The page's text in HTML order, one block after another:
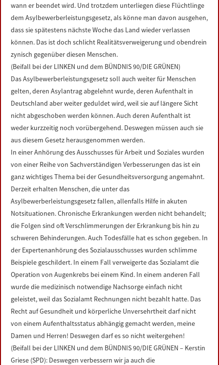
wann er beendet wird. Und trotzdem unterliegen diese Flüchtlinge
dem Asylbewerberleistungsgesetz, als könne man davon ausgehen,
dass sie spätestens nächste Woche das Land wieder verlassen
können. Das ist doch schlicht Realitätsverweigerung und obendrein
zynisch gegenüber diesen Menschen.
(Beifall bei der LINKEN und dem BÜNDNIS 90/DIE GRÜNEN)
Das Asylbewerberleistungsgesetz soll auch weiter für Menschen
gelten, deren Asylantrag abgelehnt wurde, deren Aufenthalt in
Deutschland aber weiter geduldet wird, weil sie auf längere Sicht
nicht abgeschoben werden können. Auch deren Aufenthalt ist
weder kurzzeitig noch vorübergehend. Deswegen müssen auch sie
aus diesem Gesetz herausgenommen werden.
In einer Anhörung des Ausschusses für Arbeit und Soziales wurden
von einer Reihe von Sachverständigen Verbesserungen das ist ein
ganz wichtiges Thema bei der Gesundheitsversorgung angemahnt.
Derzeit erhalten Menschen, die unter das
Asylbewerberleistungsgesetz fallen, allenfalls Hilfe in akuten
Notsituationen. Chronische Erkrankungen werden nicht behandelt;
die Folgen sind oft Verschlimmerungen der Erkrankung bis hin zu
schweren Behinderungen. Auch Todesfälle hat es schon gegeben. In
der Expertenanhörung des Sozialausschusses wurden schlimme
Beispiele geschildert. In einem Fall verweigerte das Sozialamt die
Operation von Augenkrebs bei einem Kind. In einem anderen Fall
wurde die medizinisch notwendige Nachsorge einfach nicht
geleistet, weil das Sozialamt Rechnungen nicht bezahlt hatte. Das
Recht auf Gesundheit und körperliche Unversehrtheit darf nicht
von einem Aufenthaltsstatus abhängig gemacht werden, meine
Damen und Herren! Deswegen darf es so nicht weitergehen!
(Beifall bei der LINKEN und dem BÜNDNIS 90/DIE GRÜNEN – Kerstin
Griese (SPD): Deswegen verbessern wir ja auch die